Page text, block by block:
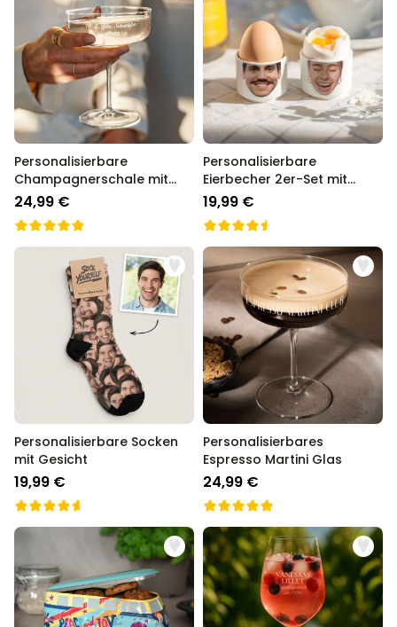
Personalisierbare
Champagnerschale mit
Text
24,99 €
Personalisierbare
Eierbecher 2er-Set mit
Gesicht
19,99 €
Personalisierbare Socken
mit Gesicht
19,99 €
Personalisierbares
Espresso Martini Glas
24,99 €